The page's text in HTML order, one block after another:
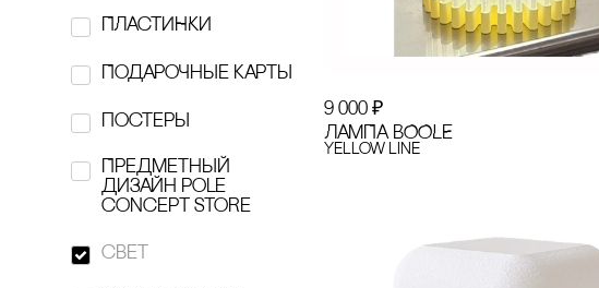
hi, dear
hronika:
Htonic ceramic
Individuum
ПЛАсТИНКИ
Подарочные карты
постеры
Предметный
дизайн pole
concept store
свет
9 000 ₽
ЛАМПА BOOLE
Yellow line